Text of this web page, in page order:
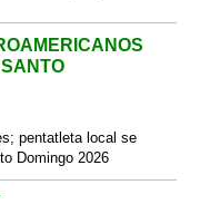
pentatleta local se
Domingo 2026